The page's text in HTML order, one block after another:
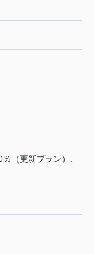
（更新プラン）、